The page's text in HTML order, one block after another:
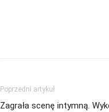
Poprzedni artykuł
Zagrała scenę intymną.